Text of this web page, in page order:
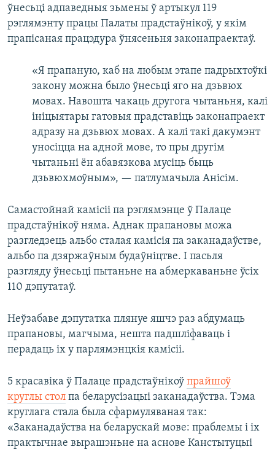
ўнесьці адпаведныя зьмены ў артыкул 119
рэглямэнту працы Палаты прадстаўнікоў, у якім
прапісаная працэдура ўнясеньня законапраектаў.
«Я прапаную, каб на любым этапе падрыхтоўкі
закону можна было ўнесьці яго на дзьвюх
мовах. Навошта чакаць другога чытаньня, калі
ініцыятары гатовыя прадставіць законапраект
адразу на дзьвюх мовах. А калі такі дакумэнт
уносіцца на адной мове, то пры другім
чытаньні ён абавязкова мусіць быць
дзьвюхмоўным», — патлумачыла Анісім.
Самастойнай камісіі па рэглямэнце ў Палаце
прадстаўнікоў няма. Аднак прапановы можа
разгледзець альбо сталая камісія па заканадаўстве,
альбо па дзяржаўным будаўніцтве. І пасьля
разгляду ўнесьці пытаньне на абмеркаваньне ўсіх
110 дэпутатаў.
Неўзабаве дэпутатка плянуе яшчэ раз абдумаць
прапановы, магчыма, нешта падшліфаваць і
перадаць іх у парлямэнцкія камісіі.
5 красавіка ў Палаце прадстаўнікоў прайшоў
круглы стол па беларусізацыі заканадаўства. Тэма
круглага стала была сфармуляваная так:
«Заканадаўства на беларускай мове: праблемы і іх
практычнае вырашэньне на аснове Канстытуцыі